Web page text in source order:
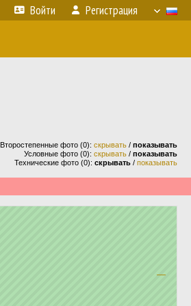
Войти Регистрация
Второстепенные фото (0): скрывать / показывать
Условные фото (0): скрывать / показывать
Технические фото (0): скрывать / показывать
—